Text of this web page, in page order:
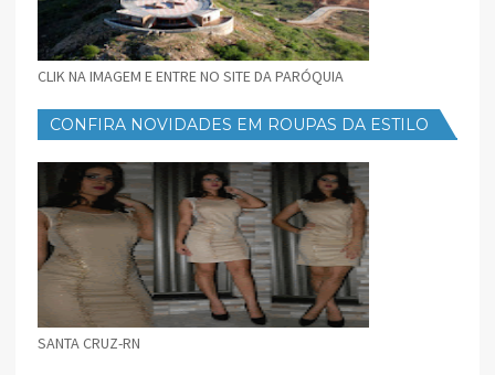
CLIK NA IMAGEM E ENTRE NO SITE DA PARÓQUIA
CONFIRA NOVIDADES EM ROUPAS DA ESTILO
SANTA CRUZ-RN